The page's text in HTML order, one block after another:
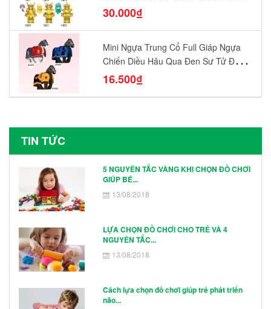
Chơi Lắp Ráp Mô Hình Yêu Thích
30.000₫
Mini Ngựa Trung Cổ Full Giáp Ngựa
Chiến Diều Hâu Quạ Đen Sư Tử Đỏ
N1003 - N1005 Đồ Chơi Lắp Ráp Mô
16.500₫
TIN TỨC
5 NGUYÊN TẮC VÀNG KHI CHỌN ĐỒ CHƠI
GIÚP BÉ...
13/08/2018
LỰA CHỌN ĐỒ CHƠI CHO TRẺ VÀ 4
NGUYÊN TẮC...
13/08/2018
Cách lựa chọn đồ chơi giúp trẻ phát triển
não...